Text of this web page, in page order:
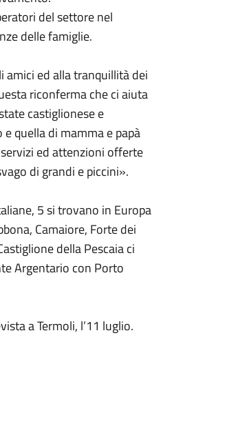
del settore nel
delle famiglie.
amici ed alla tranquillità dei
riconferma che ci aiuta
castiglionese e
quella di mamma e papà
ed attenzioni offerte
di grandi e piccini».
5 si trovano in Europa
Camaiore, Forte dei
della Pescaia ci
Argentario con Porto
a Termoli, l’11 luglio.